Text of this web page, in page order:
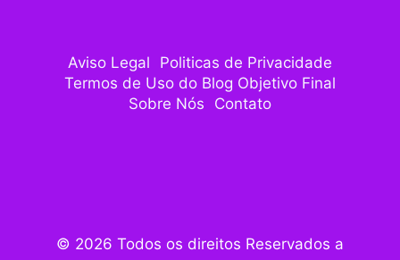
Aviso Legal
Politicas de Privacidade
Termos de Uso do Blog Objetivo Final
Sobre Nós
Contato
© 2026 Todos os direitos Reservados a